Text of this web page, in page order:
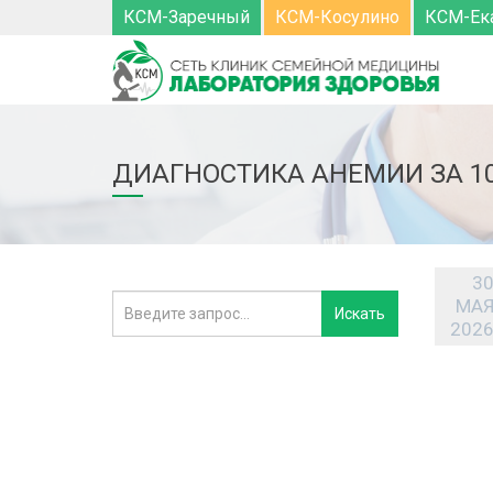
КСМ-Заречный КСМ-Косулино КСМ-
ДИАГНОСТИКА АНЕМИИ ЗА
30
МАЯ
2026